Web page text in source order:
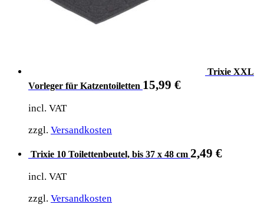
Trixie XXL
Vorleger für Katzentoiletten 15,99 €
incl. VAT
zzgl. Versandkosten
Trixie 10 Toilettenbeutel, bis 37 x 48 cm 2,49 €
incl. VAT
zzgl. Versandkosten